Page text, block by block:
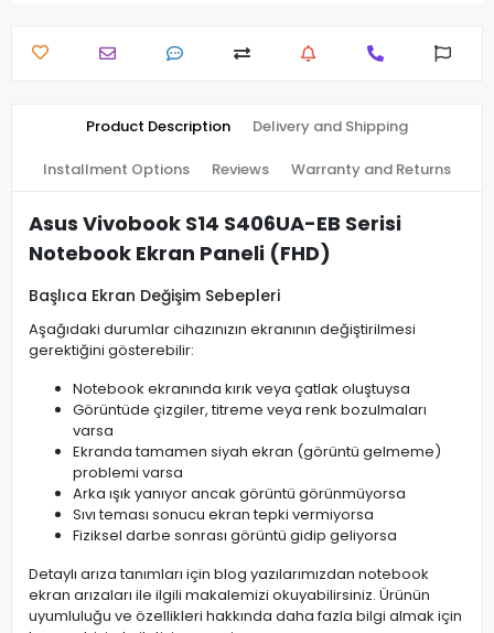
Product Description Delivery and Shipping
Installment Options Reviews Warranty and Returns
Asus Vivobook S14 S406UA-EB Serisi
Notebook Ekran Paneli (FHD)
Başlıca Ekran Değişim Sebepleri
Aşağıdaki durumlar cihazınızın ekranının değiştirilmesi
gerektiğini gösterebilir:
Notebook ekranında kırık veya çatlak oluştuysa
Görüntüde çizgiler, titreme veya renk bozulmaları
varsa
Ekranda tamamen siyah ekran (görüntü gelmeme)
problemi varsa
Arka ışık yanıyor ancak görüntü görünmüyorsa
Sıvı teması sonucu ekran tepki vermiyorsa
Fiziksel darbe sonrası görüntü gidip geliyorsa
Detaylı arıza tanımları için blog yazılarımızdan notebook
ekran arızaları ile ilgili makalemizi okuyabilirsiniz. Ürünün
uyumluluğu ve özellikleri hakkında daha fazla bilgi almak için